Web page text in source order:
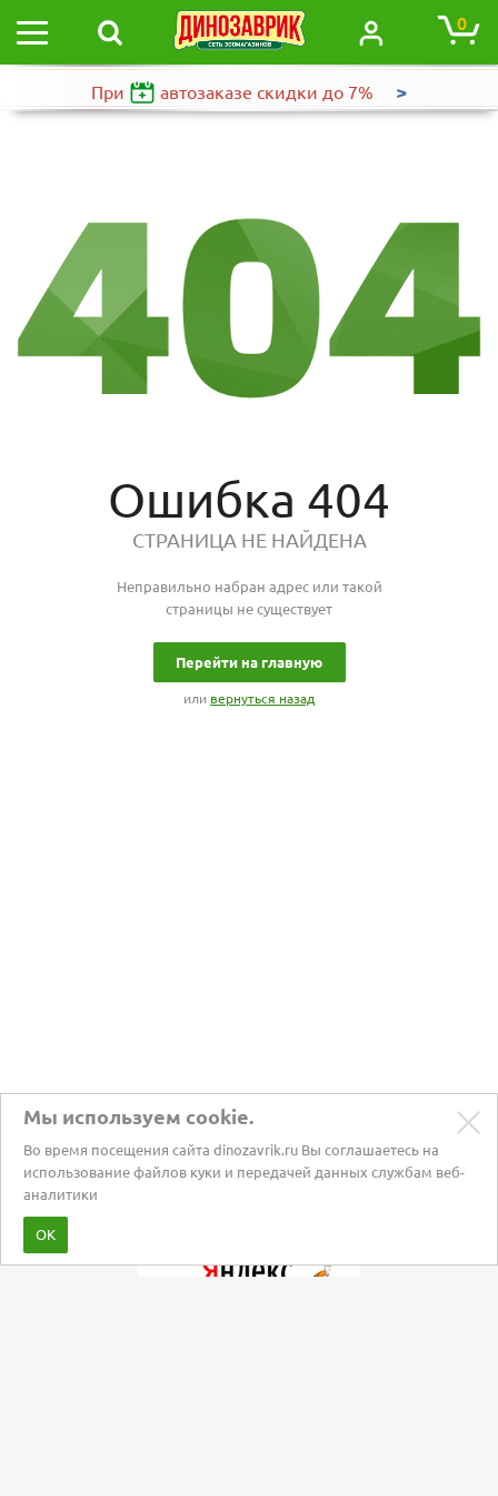
0
При автозаказе скидки до 7% >
Ошибка 404
СТРАНИЦА НЕ НАЙДЕНА
Неправильно набран адрес или такой
страницы не существует
Перейти на главную
или вернуться назад
Мы используем cookie.
Во время посещения сайта dinozavrik.ru Вы соглашаетесь на
использование файлов куки и передачей данных службам веб-
аналитики
ОК